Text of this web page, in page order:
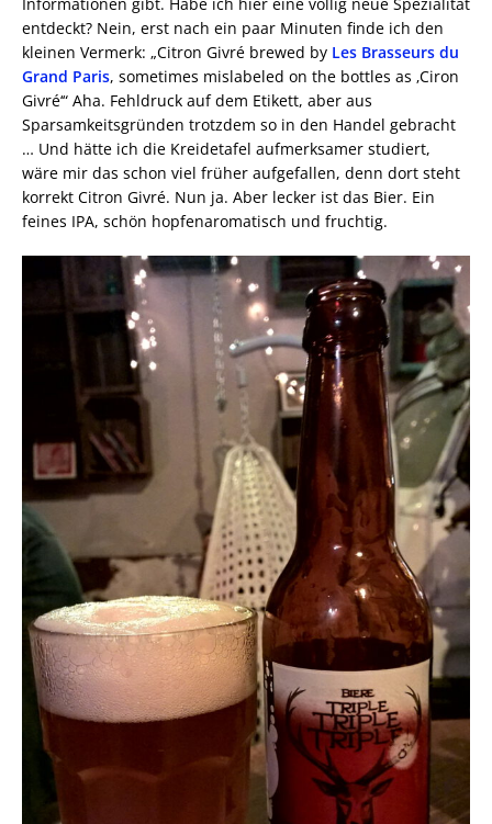
entdeckt? Nein, erst nach ein paar Minuten finde ich den
kleinen Vermerk: „Citron Givré brewed by Les Brasseurs du
Grand Paris, sometimes mislabeled on the bottles as ‚Ciron
Givré‘“ Aha. Fehldruck auf dem Etikett, aber aus
Sparsamkeitsgründen trotzdem so in den Handel gebracht
… Und hätte ich die Kreidetafel aufmerksamer studiert,
wäre mir das schon viel früher aufgefallen, denn dort steht
korrekt Citron Givré. Nun ja. Aber lecker ist das Bier. Ein
feines IPA, schön hopfenaromatisch und fruchtig.